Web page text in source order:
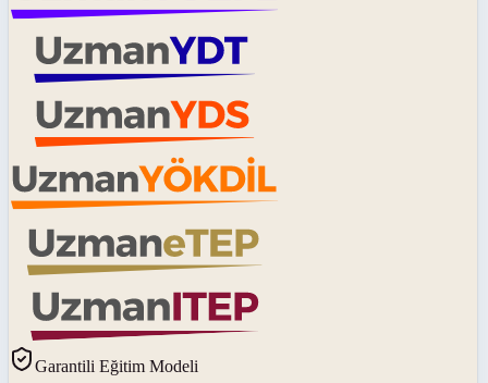
Garantili Eğitim Modeli